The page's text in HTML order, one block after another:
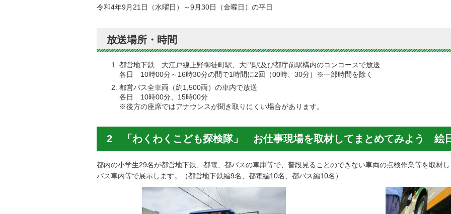
令和4年9月21日（水曜日）～9月30日（金曜日）の平日
放送場所・時間
都営地下鉄 大江戸線上野御徒町駅、大門駅及び都庁前駅構内のコンコースで放送
各日 10時00分～16時30分の間で1時間に2回（00時、30分）※一部時間を除く
都営バス全車両（約1,500両）の車内で放送
各日 10時00分、15時00分
※後方の座席ではアナウンスが聞き取りにくい場合があります。
2 「わくわくこども探検隊」 お仕事現場を取材してまとめてみよう 絵
都内の小学生29名が都営地下鉄、都電、都バスの車庫等で、普段見ることのできない車両の点検作業等を取材
バス車内等で展示します。（都営地下鉄編9名、都電編10名、都バス編10名）